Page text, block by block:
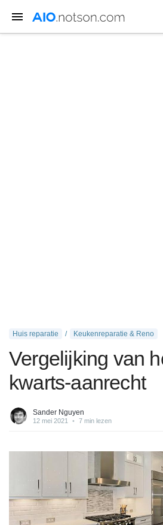
Huis reparatie Keukenreparatie & Reno
Vergelijking van
kwarts-aanrecht
Sander Nguyen
12 mei 2021 • 7 min lezen